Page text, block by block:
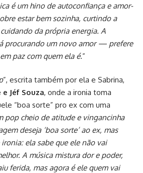
é um hino de autoconfiança e amor-
estar bem sozinha, curtindo a
da própria energia. A
procurando um novo amor — prefere
paz com quem ela é.”
”, escrita também por ela e Sabrina,
e Jéf Souza, onde a ironia toma
“boa sorte” pro ex com uma
pop cheio de atitude e vingancinha
deseja ‘boa sorte’ ao ex, mas
ela sabe que ele não vai
A música mistura dor e poder,
ferida, mas agora é ele quem vai